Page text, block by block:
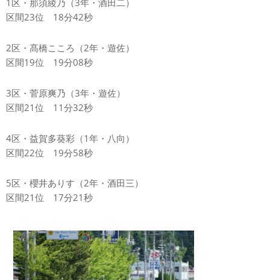
1区・那須綾乃（3年・酒田二）
区間23位 18分42秒
2区・髙橋こころ（2年・遊佐）
区間19位 19分08秒
3区・菅原爽乃（3年・遊佐）
区間21位 11分32秒
4区・益賀多葵彩（1年・八向）
区間22位 19分58秒
5区・櫻井ありす（2年・酒田三）
区間21位 17分21秒